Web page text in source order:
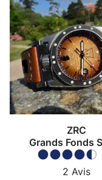
ZRC
Grands Fonds
Adventure
2 Avis